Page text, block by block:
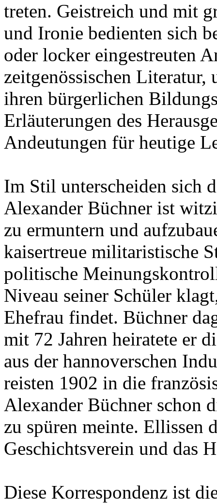
treten. Geistreich und mit
und Ironie bedienten sich
oder locker eingestreuten
zeitgenössischen
ihren bürgerlichen
Erläuterungen des
Andeutungen für heutige
Im Stil unterscheiden sich
Alexander Büchner ist
zu ermuntern und
kaisertreue militaristische
politische
Niveau seiner Schüler
Ehefrau findet. Büchner
mit 72 Jahren heiratete er
aus der hannoverschen
reisten 1902 in die
Alexander Büchner schon
zu spüren meinte. Ellissen
Geschichtsverein und das
Diese Korrespondenz ist